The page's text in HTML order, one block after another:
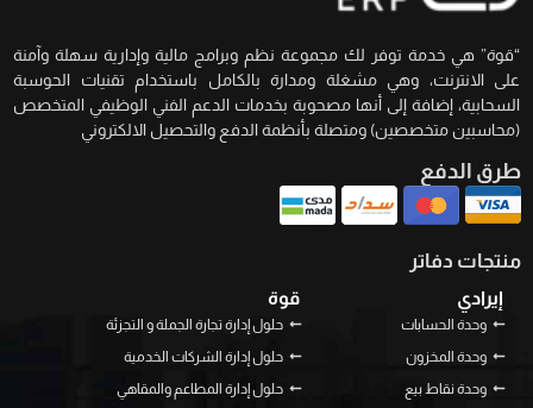
“قوة” هي خدمة توفر لك مجموعة نظم وبرامج مالية وإدارية سهلة وآمنة
على الانترنت، وهي مشغلة ومدارة بالكامل باستخدام تقنيات الحوسبة
السحابية، إضافة إلى أنها مصحوبة بخدمات الدعم الفني الوظيفي المتخصص
(محاسبين متخصصين) ومتصلة بأنظمة الدفع والتحصيل الالكتروني
طرق الدفع
منتجات دفاتر
إيرادي
وحدة الحسابات
وحدة المخزون
وحدة نقاط بيع
قوة
حلول إدارة تجارة الجملة و التجزئة
حلول إدارة الشركات الخدمية
حلول إدارة المطاعم والمقاهي